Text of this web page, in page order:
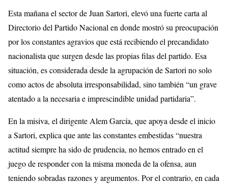
Esta mañana el sector de Juan Sartori, elevó una fuerte carta al
Directorio del Partido Nacional en donde mostró su preocupación
por los constantes agravios que está recibiendo el precandidato
nacionalista que surgen desde las propias filas del partido. Esa
situación, es considerada desde la agrupación de Sartori no solo
como actos de absoluta irresponsabilidad, sino también “un grave
atentado a la necesaria e imprescindible unidad partidaria”.
En la misiva, el dirigente Alem García, que apoya desde el inicio
a Sartori, explica que ante las constantes embestidas “nuestra
actitud siempre ha sido de prudencia, no hemos entrado en el
juego de responder con la misma moneda de la ofensa, aun
teniendo sobradas razones y argumentos. Por el contrario, en cada